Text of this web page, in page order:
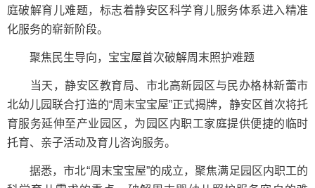
庭破解育儿难题，标志着静安区科学育儿服务体系进入精准
化服务的崭新阶段。
聚焦民生导向，宝宝屋首次破解周末照护难题
当天，静安区教育局、市北高新园区与民办格林新蕾市
北幼儿园联合打造的“周末宝宝屋”正式揭牌，静安区首次将托
育服务延伸至产业园区，为园区内职工家庭提供便捷的临时
托育、亲子活动及育儿咨询服务。
据悉，市北“周末宝宝屋”的成立，聚焦满足园区内职工的